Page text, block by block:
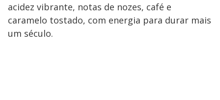
acidez vibrante, notas de nozes, café e
caramelo tostado, com energia para durar mais
um século.